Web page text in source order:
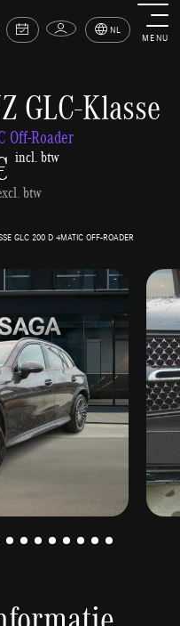
NL
MENU
GLC-Klasse
Off-Roader
incl. btw
btw
GLC 200 D 4MATIC OFF-ROADER